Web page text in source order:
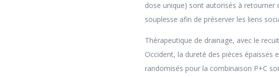
dose unique) sont autorisés à retourner
souplesse afin de préserver les liens
Thérapeutique de drainage, avec le
Occident, la dureté des pièces épaisses
randomisés pour la combinaison P+C